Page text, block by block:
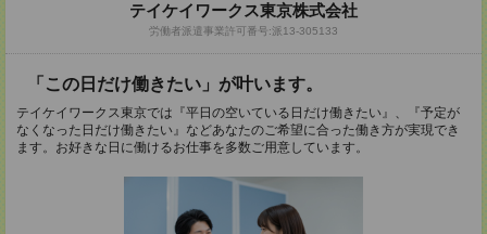
テイケイワークス東京株式会社
労働者派遣事業許可番号:派13-305133
「この日だけ働きたい」が叶います。
テイケイワークス東京では『平日の空いている日だけ働きたい』、『予定が
なくなった日だけ働きたい』などあなたのご希望に合った働き方が実現でき
ます。お好きな日に働けるお仕事を多数ご用意しています。